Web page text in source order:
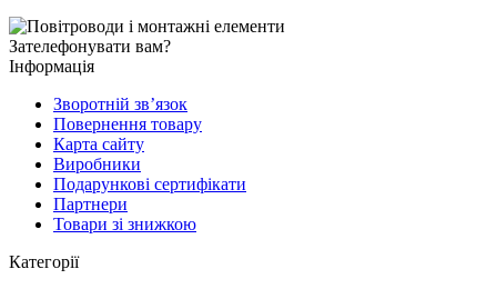
Зателефонувати вам?
Інформація
Зворотній зв’язок
Повернення товару
Карта сайту
Виробники
Подарункові сертифікати
Партнери
Товари зі знижкою
Категорії